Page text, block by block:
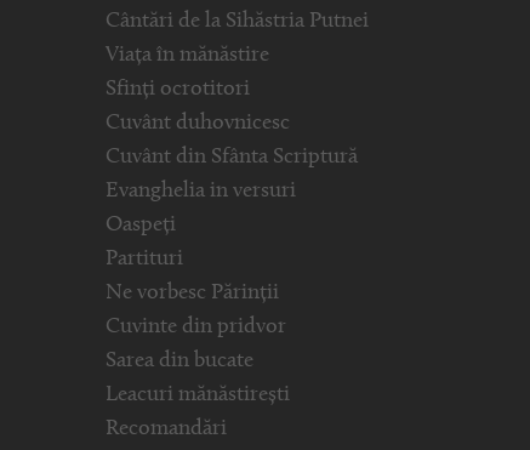
Cântări de la Sihăstria Putnei
Viața în mănăstire
Sfinți ocrotitori
Cuvânt duhovnicesc
Cuvânt din Sfânta Scriptură
Evanghelia in versuri
Oaspeți
Partituri
Ne vorbesc Părinții
Cuvinte din pridvor
Sarea din bucate
Leacuri mănăstirești
Recomandări